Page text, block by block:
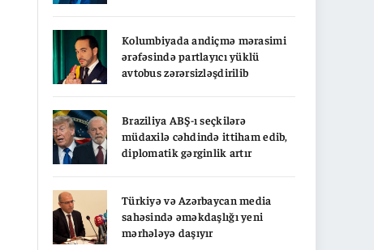
Kolumbiyada andiçmə mərasimi
ərəfəsində partlayıcı yüklü
avtobus zərərsizləşdirilib
Braziliya ABŞ-ı seçkilərə
müdaxilə cəhdində ittiham edib,
diplomatik gərginlik artır
Türkiyə və Azərbaycan media
sahəsində əməkdaşlığı yeni
mərhələyə daşıyır